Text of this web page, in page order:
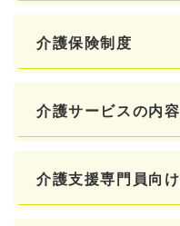
介護保険制度
介護サービスの内容
介護支援専門員向け